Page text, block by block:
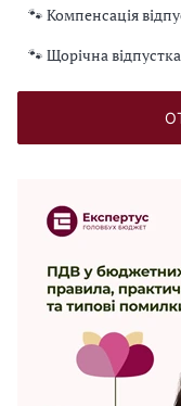
🐾 Компенсація
🐾 Щорічна